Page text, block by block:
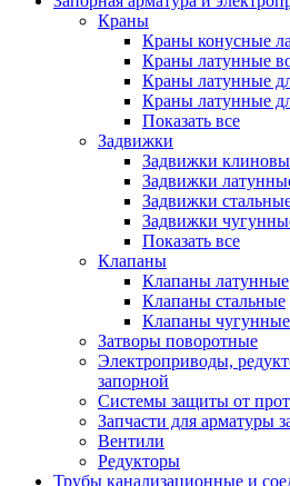
Краны
Краны конусные
Краны латунные
Краны латунные
Краны латунные
Показать все
Задвижки
Задвижки
Задвижки
Задвижки
Задвижки
Показать все
Клапаны
Клапаны латунные
Клапаны стальные
Клапаны чугунные
Затворы поворотные
Электроприводы,
запорной
Системы защиты от
Запчасти для арматуры
Вентили
Редукторы
Трубы канализационные и